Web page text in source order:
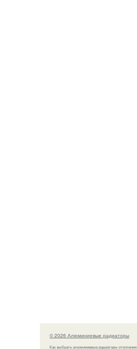
© 2026 Алюминиевые радиаторы
Как выбрать алюминиевые радиаторы отопления